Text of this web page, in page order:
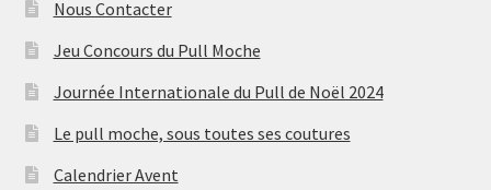
Nous Contacter
Jeu Concours du Pull Moche
Journée Internationale du Pull de Noël 2024
Le pull moche, sous toutes ses coutures
Calendrier Avent